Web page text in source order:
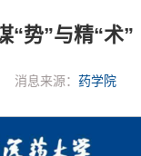
“势”与精“术”
消息来源： 药学院